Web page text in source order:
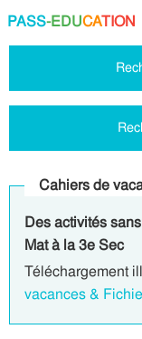
PASS-EDUCATION
Cahiers de
Des activités
Mat à la 3e Sec
Téléchargement
vacances &